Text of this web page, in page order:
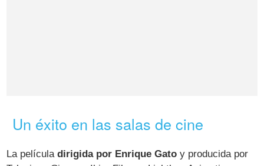
Un éxito en las salas de cine
La películadirigida por Enrique Gato y producida por